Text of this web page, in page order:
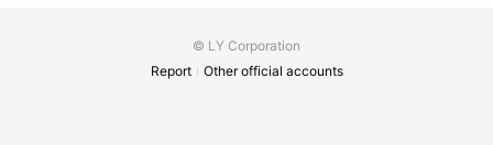
© LY Corporation
Report
Other official accounts